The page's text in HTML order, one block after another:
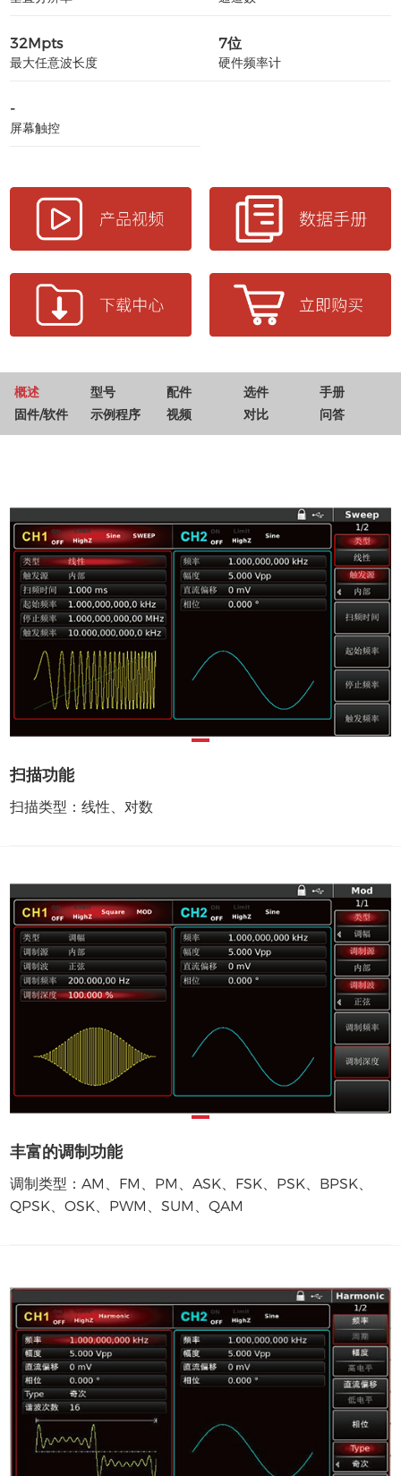
32Mpts
最大任意波长度
7位
硬件频率计
-
屏幕触控
概述 型号 配件 选件
手册
固件/软件
示例程序 视频 对比 问答
扫描功能
扫描类型：线性、对数
丰富的调制功能
调制类型：AM、FM、PM、ASK、FSK、PSK、BPSK、
QPSK、OSK、PWM、SUM、QAM